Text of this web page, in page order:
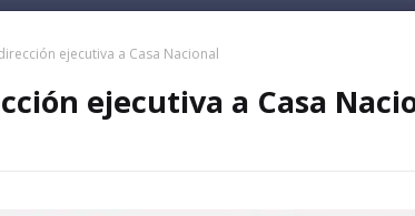
ejecutiva a Casa Nacional
ejecutiva a Casa